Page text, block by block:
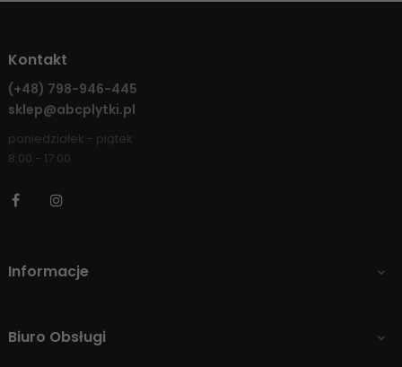
Kontakt
(+48) 798-946-445
sklep@abcplytki.pl
poniedziałek - piątek
8:00 - 17:00
Facebook
Informacje 
Biuro Obsługi 